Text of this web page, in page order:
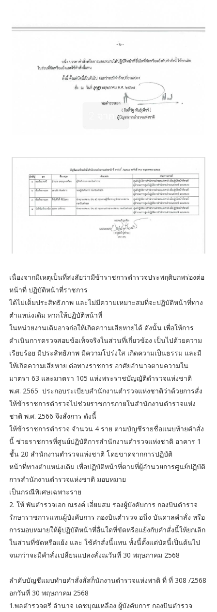
เนื่องจากมีเหตุเป็นที่สงสัยว่ามีข้าราชการตำรวจประพฤติบกพร่องต่อ
หน้าที่ ปฏิบัติหน้าที่ราชการ
ได้ไม่เต็มประสิทธิภาพ และไม่มีความเหมาะสมที่จะปฏิบัติหน้าที่ทาง
ตำแหน่งเดิม หากให้ปฏิบัติหน้าที่
ในหน่วยงานเดิมอาจก่อให้เกิดความเสียหายได้ ดังนั้น เพื่อให้การ
ดำเนินการตรวจสอบข้อเท็จจริงในส่วนที่เกี่ยวข้อง เป็นไปด้วยความ
เรียบร้อย มีประสิทธิภาพ มีความโปร่งใส เกิดความเป็นธรรม และมี
ให้เกิดความเสียหาย ต่อทางราชการ อาศัยอำนาจตามความใน
มาตรา 63 และมาตรา 105 แห่งพระราชบัญญัติดำรวจแห่งชาติ
พ.ศ. 2565 ประกอบระเบียบสำนักงานตำรวจแห่งชาติว่าด้วยการสั่ง
ให้ข้าราชการตำรวจไปช่วยราชการภายในสำนักงานตำรวจแห่ง
ชาติ พ.ศ. 2566 จึงสั่งการ ดังนี้
ให้ข้าราชการตำรวจ จำนวน 4 ราย ตามบัญชีรายชื่อแนบท้ายคำสั่ง
นี้ ช่วยราชการที่ศูนย์ปฏิบัติการสำนักงานตำรวจแห่งชาติ อาคาร 1
ชั้น 20 สำนักงานตำรวจแห่งชาติ โดยขาดจากการปฏิบัติ
หน้าที่ทางตำแหน่งเดิม เพื่อปฏิบัติหน้าที่ตามที่ผู้อำนวยการศูนย์ปฏิบัติ
การสำนักงานตำรวจแห่งชาติ มอบหมาย
เป็นกรณีพิเศษเฉพาะราย
2. ให้ พันตำรวจเอก ณรงค์ เอี่ยมสม รองผู้บังคับการ กองบินตำรวจ
รักษาราชการแทนผู้บังคับการ กองบินตำรวจ อนึ่ง บันดาลคำสั่ง หรือ
การมอบหมายให้ผู้ปฏิบัติหน้าที่อื่นใดที่ขัดหรือแย้งกับคำสั่งนี้ให้ยกเลิก
ในส่วนที่ขัดหรือแย้ง และ ใช้คำสั่งนี้แทน ทั้งนี้ตั้งแต่บัดนี้เป็นต้นไป
จนกว่าจะมีคำสั่งเปลี่ยนแปลงสั่งณวันที่ 30 พฤษภาคม 2568
ลำดับบัญชีแมบทำยคำสั่งสั่สก็นักงานตำรวจแห่งพาติ ที่ ที่ 308 /2568
อกวันที่ 30 พฤษภาคม 2568
1.พลตำรวจตรี อำนาจ เดชบุณเหลือง ผู้บังคับการ กองบินตำรวจ